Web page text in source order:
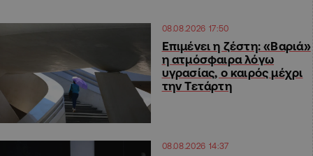
08.08.2026 17:50
Επιμένει η ζέστη: «Βαριά»
η ατμόσφαιρα λόγω
υγρασίας, ο καιρός μέχρι
την Τετάρτη
08.08.2026 14:37